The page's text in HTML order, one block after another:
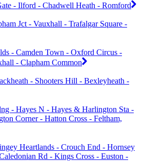
- Ilford - Chadwell Heath - Romford
Jct - Vauxhall - Trafalgar Square -
- Camden Town - Oxford Circus -
- Clapham Common
- Shooters Hill - Bexleyheath -
- Hayes N - Hayes & Harlington Sta -
Corner - Hatton Cross - Feltham,
Heartlands - Crouch End - Hornsey
Rd - Kings Cross - Euston -